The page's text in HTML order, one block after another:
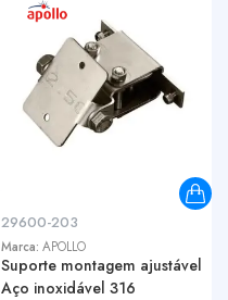
29600-203
Marca: APOLLO
Suporte montagem ajustável
Aço inoxidável 316